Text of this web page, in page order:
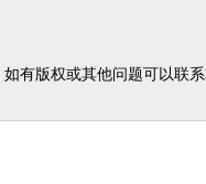
有版权或其他问题可以联